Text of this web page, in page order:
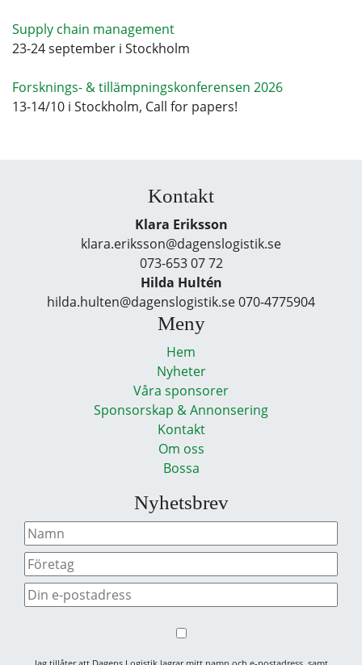
Supply chain management
23-24 september i Stockholm
Forsknings- & tillämpningskonferensen 2026
13-14/10 i Stockholm, Call for papers!
Kontakt
Klara Eriksson
klara.eriksson@dagenslogistik.se
073-653 07 72
Hilda Hultén
hilda.hulten@dagenslogistik.se 070-4775904
Meny
Hem
Nyheter
Våra sponsorer
Sponsorskap & Annonsering
Kontakt
Om oss
Bossa
Nyhetsbrev